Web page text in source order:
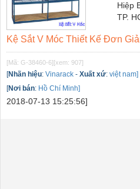
Hiệp
TP.
Kệ Sắt V Móc Thiết Kế Đơn
[Mã: G-38460-6] [xem: 907]
[Nhãn hiệu: Vinarack - Xuất xứ: việt nam]
[Nơi bán: Hồ Chí Minh]
2018-07-13 15:25:56]